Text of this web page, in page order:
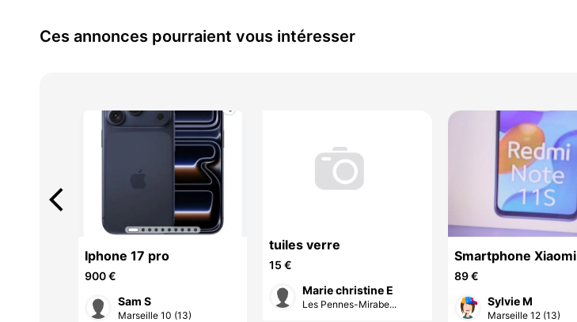
Ces annonces pourraient vous intéresser
Iphone 17 pro
900 €
Sam S
Marseille 10 (13)
tuiles verre
15 €
Marie christine E
Les Pennes-Mirabe...
Smartphone Xiaomi
Redmi Note 11S
89 €
Sylvie M
Marseille 12 (13)
arrow_back_ios